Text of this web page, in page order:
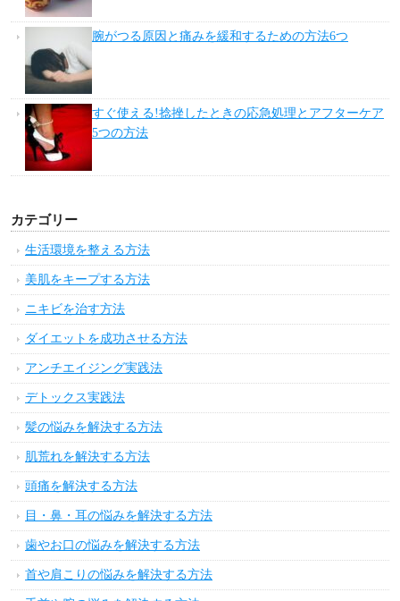
腕がつる原因と痛みを緩和するための方法6つ
すぐ使える!捻挫したときの応急処理とアフターケア
5つの方法
カテゴリー
生活環境を整える方法
美肌をキープする方法
ニキビを治す方法
ダイエットを成功させる方法
アンチエイジング実践法
デトックス実践法
髪の悩みを解決する方法
肌荒れを解決する方法
頭痛を解決する方法
目・鼻・耳の悩みを解決する方法
歯やお口の悩みを解決する方法
首や肩こりの悩みを解決する方法